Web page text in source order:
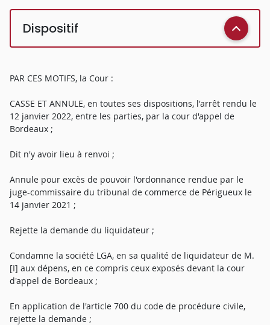
Dispositif
PAR CES MOTIFS, la Cour :
CASSE ET ANNULE, en toutes ses dispositions, l'arrêt rendu le
12 janvier 2022, entre les parties, par la cour d'appel de
Bordeaux ;
Dit n'y avoir lieu à renvoi ;
Annule pour excès de pouvoir l'ordonnance rendue par le
juge-commissaire du tribunal de commerce de Périgueux le
14 janvier 2021 ;
Rejette la demande du liquidateur ;
Condamne la société LGA, en sa qualité de liquidateur de M.
[I] aux dépens, en ce compris ceux exposés devant la cour
d'appel de Bordeaux ;
En application de l'article 700 du code de procédure civile,
rejette la demande ;